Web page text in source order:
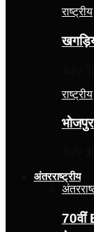
राष्ट्रीय
राष्ट्रीय
अंतरराष्ट्रीय
70वीं